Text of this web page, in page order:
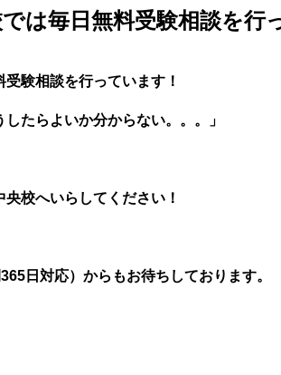
は毎日無料受験相談を行
験相談を行っています！
たらよいか分からない。。。」
校へいらしてください！
日対応）からもお待ちしております。